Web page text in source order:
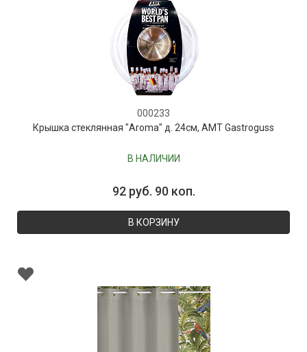
000233
Крышка стеклянная "Aroma" д. 24см, AMT Gastroguss
В НАЛИЧИИ
92 руб. 90 коп.
В КОРЗИНУ